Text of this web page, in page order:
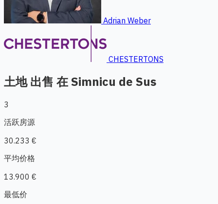
Adrian Weber
CHESTERTONS
土地 出售 在 Simnicu de Sus
3
活跃房源
30.233 €
平均价格
13.900 €
最低价